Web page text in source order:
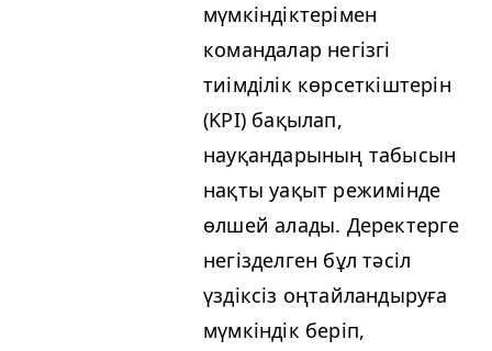
мүмкіндіктерімен
командалар негізгі
тиімділік көрсеткіштерін
(KPI) бақылап,
науқандарының табысын
нақты уақыт режимінде
өлшей алады. Деректерге
негізделген бұл тәсіл
үздіксіз оңтайландыруға
мүмкіндік беріп,